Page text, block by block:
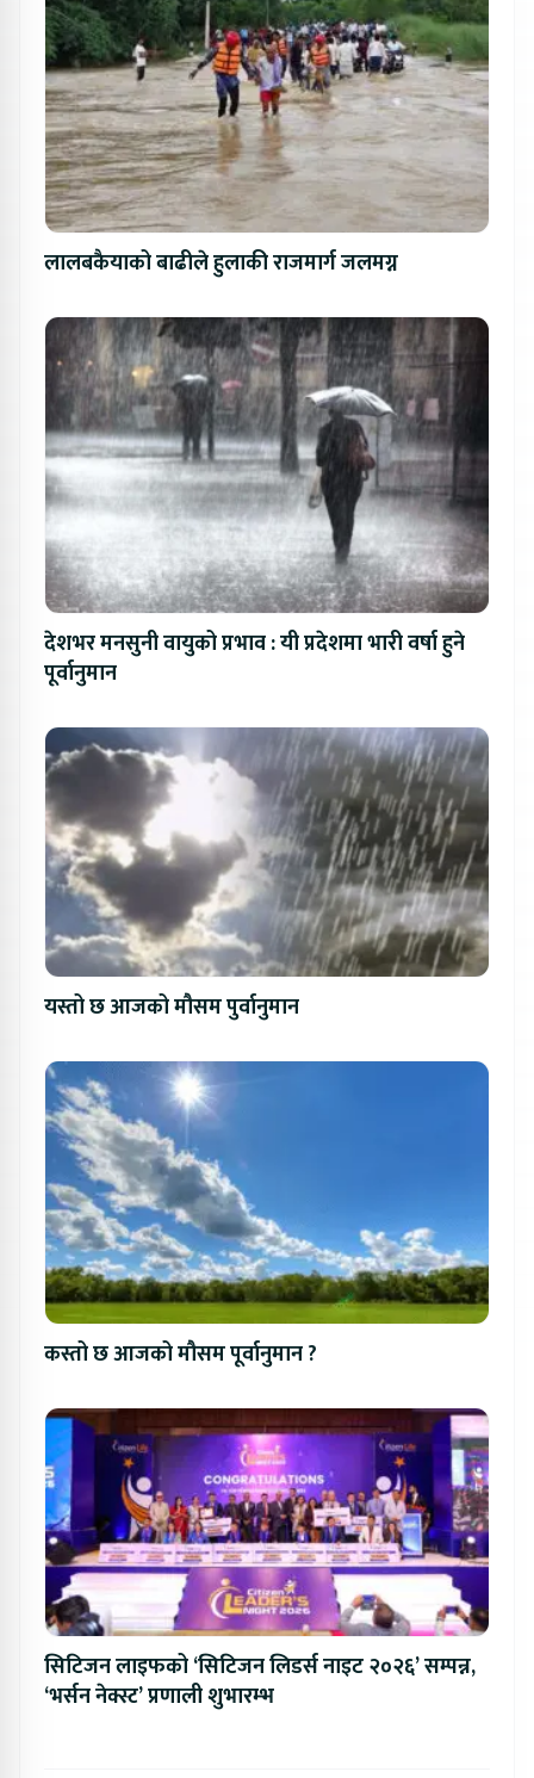
लालबकैयाको बाढीले हुलाकी राजमार्ग जलमग्न
देशभर मनसुनी वायुको प्रभाव : यी प्रदेशमा भारी वर्षा हुने
पूर्वानुमान
यस्तो छ आजको मौसम पुर्वानुमान
कस्तो छ आजको मौसम पूर्वानुमान ?
सिटिजन लाइफको ‘सिटिजन लिडर्स नाइट २०२६’ सम्पन्न,
‘भर्सन नेक्स्ट’ प्रणाली शुभारम्भ